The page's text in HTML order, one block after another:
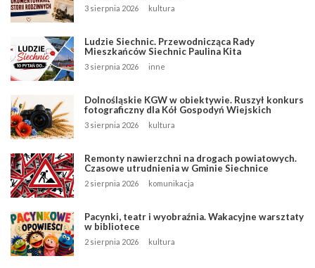
3 sierpnia 2026 kultura
Ludzie Siechnic. Przewodnicząca Rady
Mieszkańców Siechnic Paulina Kita
3 sierpnia 2026 inne
Dolnośląskie KGW w obiektywie. Ruszył konkurs
fotograficzny dla Kół Gospodyń Wiejskich
3 sierpnia 2026 kultura
Remonty nawierzchni na drogach powiatowych.
Czasowe utrudnienia w Gminie Siechnice
2 sierpnia 2026 komunikacja
Pacynki, teatr i wyobraźnia. Wakacyjne warsztaty
w bibliotece
2 sierpnia 2026 kultura